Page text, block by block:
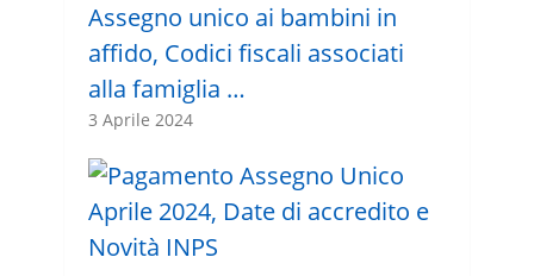
Assegno unico ai bambini in
affido, Codici fiscali associati
alla famiglia …
3 Aprile 2024